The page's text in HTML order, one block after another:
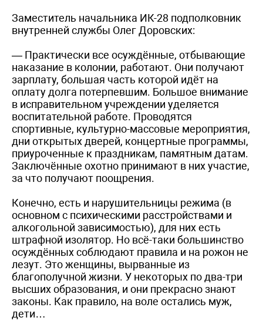
Заместитель начальника ИК-28 подполковник
внутренней службы Олег Доровских:
— Практически все осуждённые, отбывающие
наказание в колонии, работают. Они получают
зарплату, большая часть которой идёт на
оплату долга потерпевшим. Большое внимание
в исправительном учреждении уделяется
воспитательной работе. Проводятся
спортивные, культурно-массовые мероприятия,
дни открытых дверей, концертные программы,
приуроченные к праздникам, памятным датам.
Заключённые охотно принимают в них участие,
за что получают поощрения.
Конечно, есть и нарушительницы режима (в
основном с психическими расстройствами и
алкогольной зависимостью), для них есть
штрафной изолятор. Но всё-таки большинство
осуждённых соблюдают правила и на рожон не
лезут. Это женщины, вырванные из
благополучной жизни. У некоторых по два-три
высших образования, и они прекрасно знают
законы. Как правило, на воле остались муж,
дети…